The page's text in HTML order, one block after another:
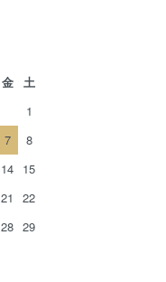
金
土
1
7
8
14 15
21
22
28 29